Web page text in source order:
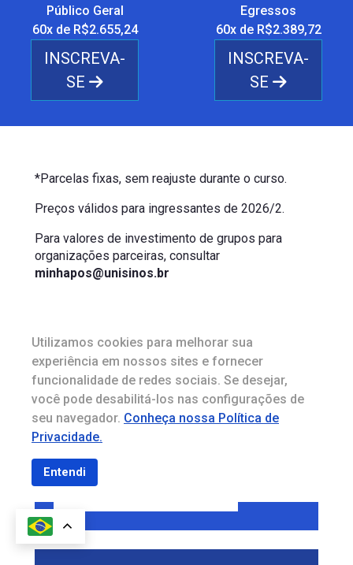
Público Geral
60x de R$2.655,24
INSCREVA-
SE
Egressos
60x de R$2.389,72
INSCREVA-
SE
*Parcelas fixas, sem reajuste durante o curso.
Preços válidos para ingressantes de 2026/2.
Para valores de investimento de grupos para
organizações parceiras, consultar
minhapos@unisinos.br
Quer conhecer todas as opções
de pagamento?
Entre em contato conosco para tirar dúvidas e
saber mais das possibilidades de ingresso para
Fale com um consultor
Utilizamos cookies para melhorar sua
experiência em nossos sites e fornecer
funcionalidade de redes sociais. Se desejar,
você pode desabilitá-los nas configurações de
seu navegador. Conheça nossa Política de
Privacidade.
Entendi